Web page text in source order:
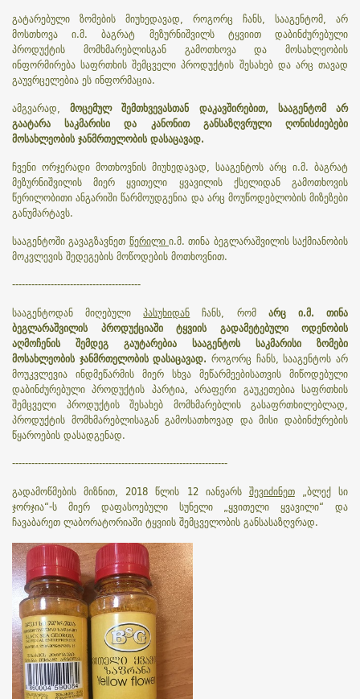
გატარებული ზომების მიუხედავად, როგორც ჩანს, სააგენტომ, არ
მოსთხოვაი.მ. ბაგრატ მეზურნიშვილს ტყვიით დაბინძურებული
პროდუქტის მომხმარებლისგან გამოთხოვა და მოსახლეობის
ინფორმირება საფრთხის შემცველი პროდუქტის შესახებდა არც თავად
გაუვრცელებია ეს ინფორმაცია.
ამგვარად,მოცემულ შემთხვევასთან დაკავშირებით, სააგენტომ არ
გაატარა საკმარისი და კანონით განსაზღვრული ღონისძიებები
მოსახლეობის ჯანმრთელობის დასაცავად.
ჩვენი ორჯერადი მოთხოვნის მიუხედავად, სააგენტოს არც ი.მ. ბაგრატ
მეზურნიშვილის მიერ ყვითელი ყვავილის ქსელიდან გამოთხოვის
წერილობითი ანგარიში წარმოუდგენია და არც მოუწოდებლობის მიზეზები
განუმარტავს.
სააგენტოში გავაგზავნეთ წერილიი.მ. თინა ბეგლარაშვილის საქმიანობის
მოკვლევის შედეგების მოწოდების მოთხოვნით.
----------------------------------------
სააგენტოდან მიღებულიპასუხიდან ჩანს, რომ არც ი.მ. თინა
ბეგლარაშვილის პროდუქციაში ტყვიის გადამეტებული ოდენობის
აღმოჩენის შემდეგ გაუტარებია სააგენტოს საკმარისი ზომები
მოსახლეობის ჯანმრთელობის დასაცავად. როგორც ჩანს, სააგენტოს არ
მოუკვლევია ინდმეწარმის მიერ სხვა მეწარმეებისათვის მიწოდებული
დაბინძურებული პროდუქტის პარტია, არაფერი გაუკეთებია საფრთხის
შემცველი პროდუქტის შესახებ მომხმარებლის გასაფრთხილებლად,
პროდუქტის მომხმარებლისაგან გამოსათხოვად და მისი დაბინძურების
წყაროების დასადგენად.
-------------------------------------------------------------------
გადამოწმების მიზნით, 2018 წლის 12 იანვარს შევიძინეთ„ბლექ სი
ჯორჯია“-ს მიერ დაფასოებული სუნელი „ყვითელი ყვავილი“ და
ჩავაბარეთ ლაბორატორიაში ტყვიის შემცველობის განსასაზღვრად.